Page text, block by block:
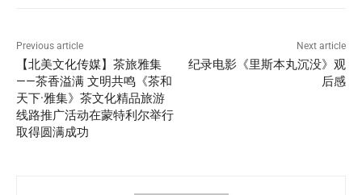
Previous article
【北美文化传媒】茶旅雅集
——茶香溢满 文明共鸣《茶和
天下·雅集》茶文化精品旅游
线路推广活动在蒙特利尔举行
取得圆满成功
Next article
纪录电影《里斯本丸沉没》观
后感